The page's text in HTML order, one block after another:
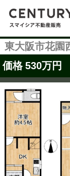
東大阪市花園
価格 530万円